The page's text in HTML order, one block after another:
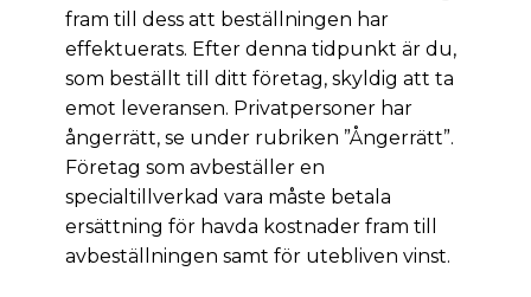
fram till dess att beställningen har
effektuerats. Efter denna tidpunkt är du,
som beställt till ditt företag, skyldig att ta
emot leveransen. Privatpersoner har
ångerrätt, se under rubriken ”Ångerrätt”.
Företag som avbeställer en
specialtillverkad vara måste betala
ersättning för havda kostnader fram till
avbeställningen samt för utebliven vinst.